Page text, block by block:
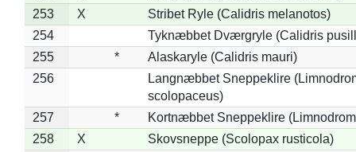
253
X
Stribet Ryle (Calidris melanotos)
254
Tyknæbbet Dværgryle (Calidris
255
*
Alaskaryle (Calidris mauri)
256
Langnæbbet Sneppeklire
scolopaceus)
257
*
Kortnæbbet Sneppeklire
258
X
Skovsneppe (Scolopax rusticola)